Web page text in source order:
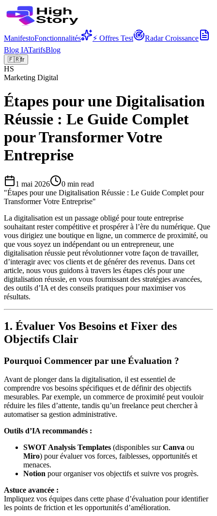
ManifestoFonctionnalités ⚡ Offres Test
Radar Croissance
Blog IATarifsBlog
🇫🇷fr
HS
Marketing Digital
Étapes pour une Digitalisation
Réussie : Le Guide Complet
pour Transformer Votre
Entreprise
1 mai 2026 0 min read
"Étapes pour une Digitalisation Réussie : Le Guide Complet pour
Transformer Votre Entreprise"
La digitalisation est un passage obligé pour toute entreprise
souhaitant rester compétitive et prospérer à l’ère du numérique. Que
vous dirigiez une boutique en ligne, un commerce de proximité, ou
que vous soyez un indépendant ou un entrepreneur, une
digitalisation réussie peut révolutionner votre façon de travailler,
d’interagir avec vos clients et de générer des revenus. Dans cet
article, nous vous guidons à travers les étapes clés pour une
digitalisation réussie, en vous fournissant des stratégies avancées,
des outils d’IA et des conseils pratiques pour maximiser vos
résultats.
1. Évaluer Vos Besoins et Fixer des
Objectifs Clair
Pourquoi Commencer par une Évaluation ?
Avant de plonger dans la digitalisation, il est essentiel de
comprendre vos besoins spécifiques et de définir des objectifs
mesurables. Par exemple, un commerce de proximité peut vouloir
réduire les files d’attente, tandis qu’un freelance peut chercher à
automatiser sa gestion administrative.
Outils d’IA recommandés :
SWOT Analysis Templates (disponibles surCanva ou
Miro) pour évaluer vos forces, faiblesses, opportunités et
menaces.
Notion pour organiser vos objectifs et suivre vos progrès.
Astuce avancée :
Impliquez vos équipes dans cette phase d’évaluation pour identifier
les points de friction et les opportunités d’amélioration.